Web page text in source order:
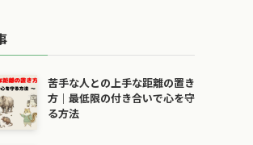
苦手な人との上手な距離の置き
方｜最低限の付き合いで心を守
る方法